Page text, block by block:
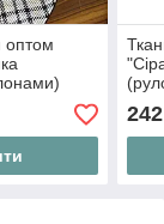
оптом
242